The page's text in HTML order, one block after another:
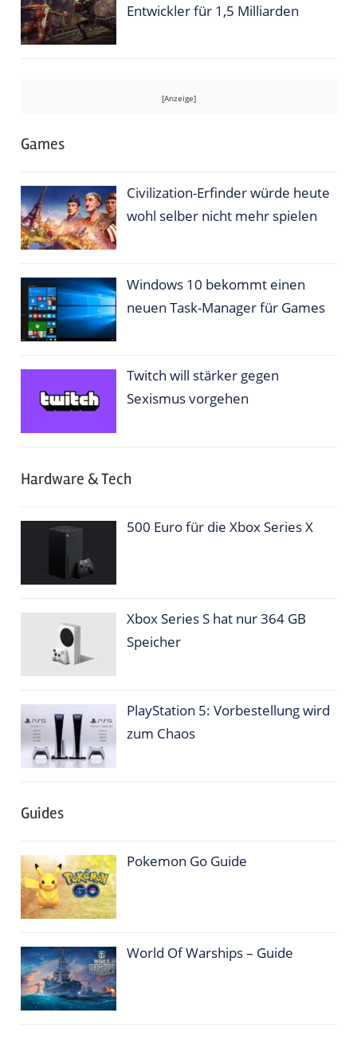
Entwickler für 1,5 Milliarden
Games
Civilization-Erfinder würde heute
wohl selber nicht mehr spielen
Windows 10 bekommt einen
neuen Task-Manager für Games
Twitch will stärker gegen
Sexismus vorgehen
Hardware & Tech
500 Euro für die Xbox Series X
Xbox Series S hat nur 364 GB
Speicher
PlayStation 5: Vorbestellung wird
zum Chaos
Guides
Pokemon Go Guide
World Of Warships – Guide